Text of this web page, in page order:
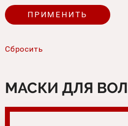
МАСКИ ДЛЯ